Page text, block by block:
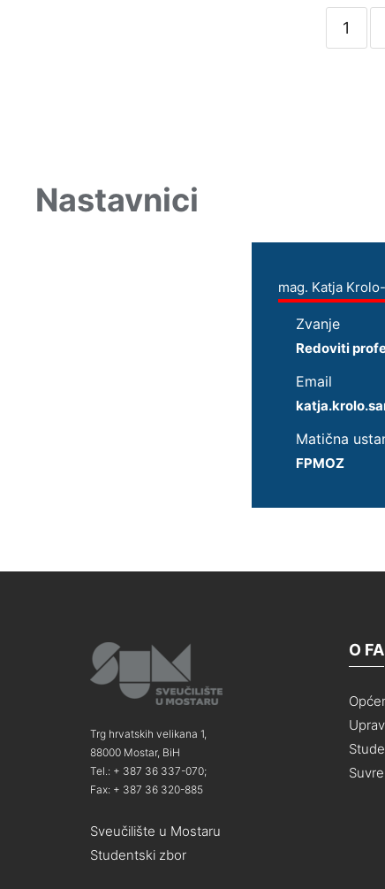
1
Nastavnici
mag. Katja
Zvanje
Redoviti
Email
Matična
FPMOZ
Trg hrvatskih velikana 1,
88000 Mostar, BiH
Tel.: + 387 36 337-070;
Fax: + 387 36 320-885
Sveučilište u Mostaru
Studentski zbor
O